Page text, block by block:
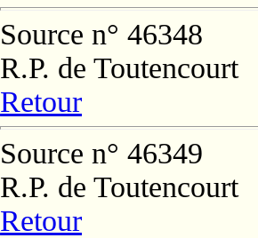
Source n° 46348
R.P. de Toutencourt
Retour
Source n° 46349
R.P. de Toutencourt
Retour